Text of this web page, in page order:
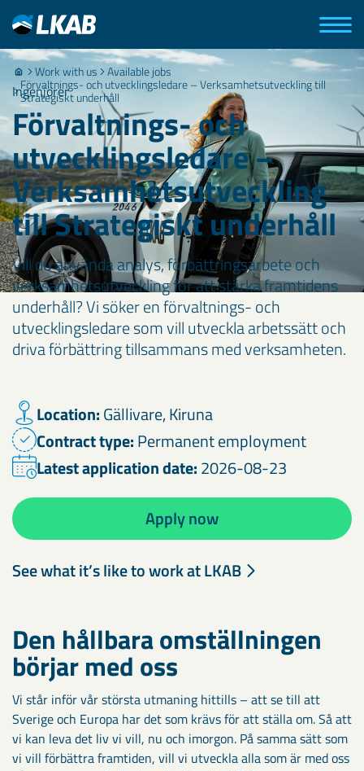
Work with us Available jobs
Förvaltnings- och utvecklingsledare – Verksamhetsutveckling till
Strategiskt underhåll
Ingenjörer
Förvaltnings- och
utvecklingsledare –
Verksamhetsutveckling
till Strategiskt underhåll
Vill du använda analys, förbättringsarbete och
verksamhetsutveckling för att stärka framtidens
underhåll? Vi söker en förvaltnings- och
utvecklingsledare som vill utveckla arbetssätt och
driva förbättring tillsammans med verksamheten.
Location:Gällivare, Kiruna
Contract type:Permanent employment
Latest application date:2026-08-23
Apply now
See what it’s like to work at LKAB
Den hållbara omställningen
börjar med oss
Vi står inför vår största utmaning hittills – att se till att
Sverige och Europa har det som krävs för att ställa om. Så att
vi kan leva det liv vi vill, nu och imorgon. På samma sätt som
vi vill förbättra framtiden, vill vi utveckla alla som är med oss